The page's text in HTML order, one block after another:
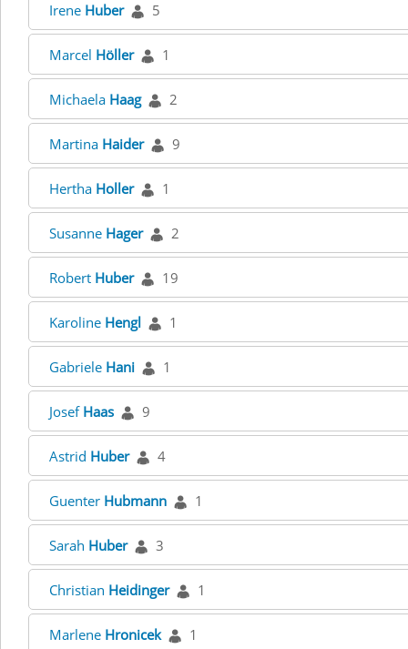
Irene Huber 5
Marcel Höller 1
Michaela Haag 2
Martina Haider 9
Hertha Holler 1
Susanne Hager 2
Robert Huber 19
Karoline Hengl 1
Gabriele Hani 1
Josef Haas 9
Astrid Huber 4
Guenter Hubmann 1
Sarah Huber 3
Christian Heidinger 1
Marlene Hronicek 1